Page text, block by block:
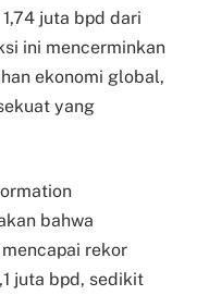
juta bpd dari
ini mencerminkan
ekonomi global,
yang
bahwa
rekor
juta bpd, sedikit